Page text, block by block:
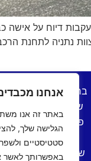
אנחנו
הגלישה שלך,
סטטיסטיים
זק״א (1223) הזניק מתנדבים ממרחב
ברהנו בתשעים
שש בתשעים
פותחים שישי
שישי אישי
שישי ים תיכוני